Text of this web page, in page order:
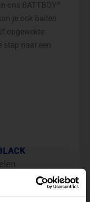
ons BATTBOY ®
je ook buiten
opgewekte
stap naar een